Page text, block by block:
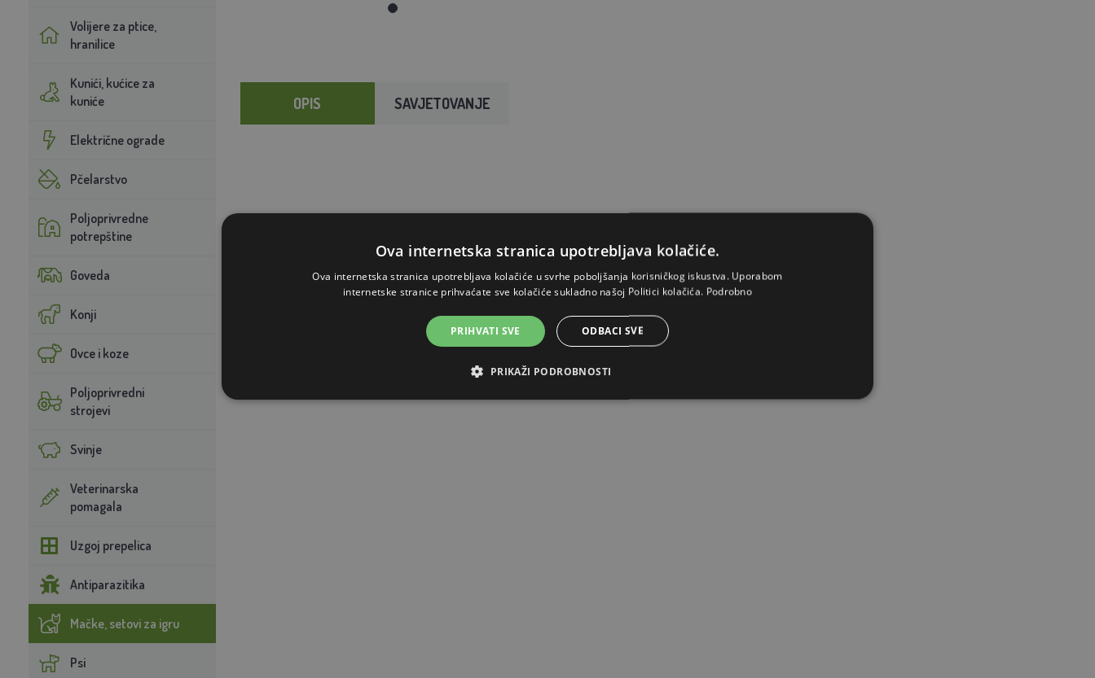
Volijere za ptice,
hranilice
Kunići, kućice za
kuniće
Električne ograde
Pčelarstvo
Poljoprivredne
potrepštine
Goveda
Konji
Ovce i koze
Poljoprivredni
strojevi
Svinje
Veterinarska
pomagala
Uzgoj prepelica
Antiparazitika
Mačke, setovi za igru
Psi
OPIS SAVJETOVANJE
Ova internetska stranica upotrebljava kolačiće.
Ova internetska stranica upotrebljava kolačiće u svrhe poboljšanja korisničkog iskustva. Uporabom
internetske stranice prihvaćate sve kolačiće sukladno našoj Politici kolačića. Podrobno
PRIHVATI SVE ODBACI SVE
PRIKAŽI PODROBNOSTI